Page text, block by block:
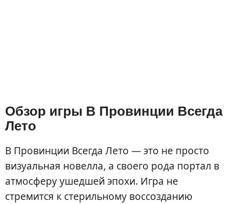
Обзор игры В Провинции Всегда
Лето
В Провинции Всегда Лето — это не просто
визуальная новелла, а своего рода портал в
атмосферу ушедшей эпохи. Игра не
стремится к стерильному воссозданию